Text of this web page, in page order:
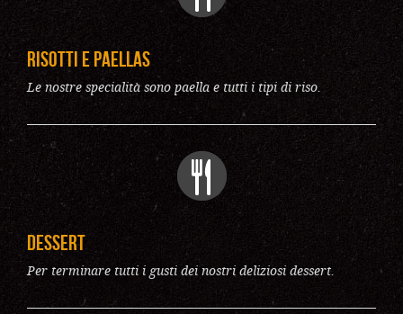
Risotti e Paellas
Le nostre specialità sono paella e tutti i tipi di riso.
Dessert
Per terminare tutti i gusti dei nostri deliziosi dessert.